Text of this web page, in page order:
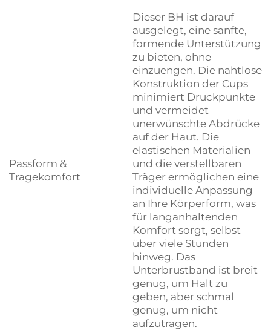
Passform &
Tragekomfort
Dieser BH ist darauf
ausgelegt, eine sanfte,
formende Unterstützung
zu bieten, ohne
einzuengen. Die nahtlose
Konstruktion der Cups
minimiert Druckpunkte
und vermeidet
unerwünschte Abdrücke
auf der Haut. Die
elastischen Materialien
und die verstellbaren
Träger ermöglichen eine
individuelle Anpassung
an Ihre Körperform, was
für langanhaltenden
Komfort sorgt, selbst
über viele Stunden
hinweg. Das
Unterbrustband ist breit
genug, um Halt zu
geben, aber schmal
genug, um nicht
aufzutragen.